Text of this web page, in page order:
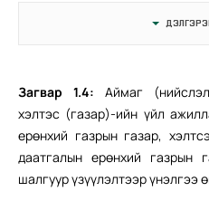
Загвар 1.4: Аймаг
хэлтэс (газар)-ийн үйл
ерөнхий газрын газар,
даатгалын ерөнхий газрын
шалгуур үзүүлэлтээр үнэлгээ